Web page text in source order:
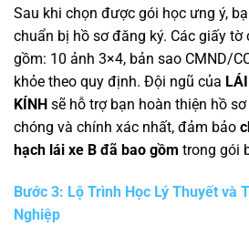
Sau khi chọn được gói học ưng ý,
chuẩn bị hồ sơ đăng ký. Các giấy
gồm: 10 ảnh 3×4, bản sao CMND/
khỏe theo quy định. Đội ngũ của
KÍNH sẽ hỗ trợ bạn hoàn thiện hồ
chóng và chính xác nhất, đảm bảo
hạch lái xe B đã bao gồm trong gói
Bước 3: Lộ Trình Học Lý Thuyết và
Nghiệp